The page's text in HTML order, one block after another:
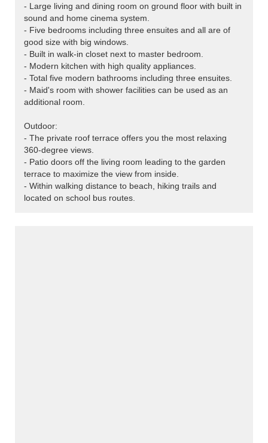
- Large living and dining room on ground floor with built in
sound and home cinema system.
- Five bedrooms including three ensuites and all are of
good size with big windows.
- Built in walk-in closet next to master bedroom.
- Modern kitchen with high quality appliances.
- Total five modern bathrooms including three ensuites.
- Maid's room with shower facilities can be used as an
additional room.
Outdoor:
- The private roof terrace offers you the most relaxing
360-degree views.
- Patio doors off the living room leading to the garden
terrace to maximize the view from inside.
- Within walking distance to beach, hiking trails and
located on school bus routes.